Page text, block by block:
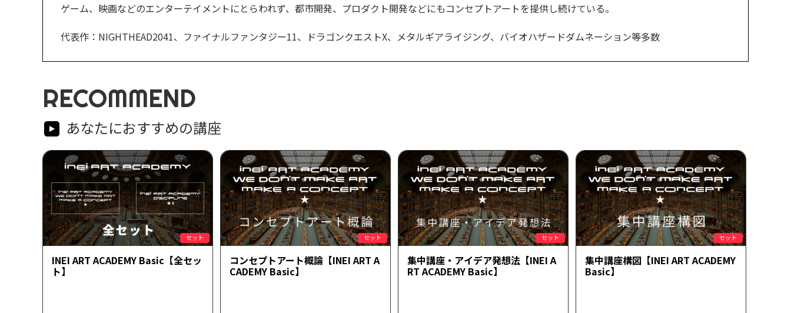
ゲーム、映画などのエンターテイメントにとらわれず、都市開発、プロダクト開発などにもコンセプトアートを提供し続けている。
代表作：NIGHTHEAD2041、ファイナルファンタジー11、ドラゴンクエストX、メタルギアライジング、バイオハザードダムネーション等多数
RECOMMEND
あなたにおすすめの講座
セット
INEI ART ACADEMY Basic【全セッ
ト】
セット
コンセプトアート概論【INEI ART A
CADEMY Basic】
セット
集中講座・アイデア発想法【INEI A
RT ACADEMY Basic】
セット
集中講座構図【INEI ART ACADEMY
Basic】